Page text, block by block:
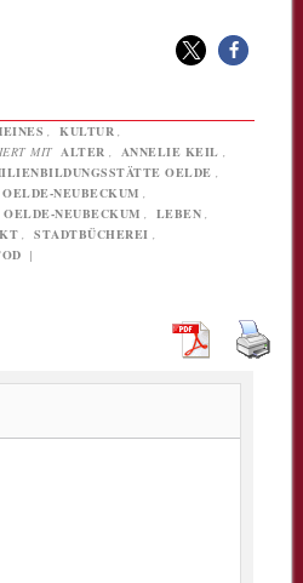
KULTUR
MIT ALTER ANNELIE KEIL
OELDE
NEUBECKUM
NEUBECKUM
LEBEN
STADTBÜCHEREI
|